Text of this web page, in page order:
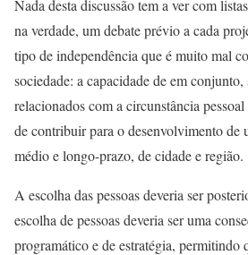
Nada desta discussão tem a ver com
na verdade, um debate prévio a cada
tipo de independência que é muito mal
sociedade: a capacidade de em
relacionados com a circunstância
de contribuir para o desenvolvimento de
médio e longo-prazo, de cidade e região.
A escolha das pessoas deveria ser
escolha de pessoas deveria ser uma
programático e de estratégia, permitindo